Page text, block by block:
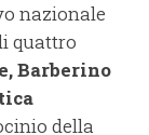
nazionale
quattro
Barberino
della